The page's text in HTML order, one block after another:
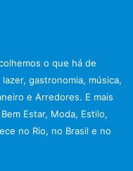
o que há de
gastronomia, música,
e Arredores. E mais
Estar, Moda, Estilo,
no Rio, no Brasil e no